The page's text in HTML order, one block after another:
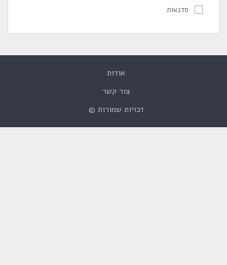
סדנאות
אודות
צור קשר
זכויות שמורות ©